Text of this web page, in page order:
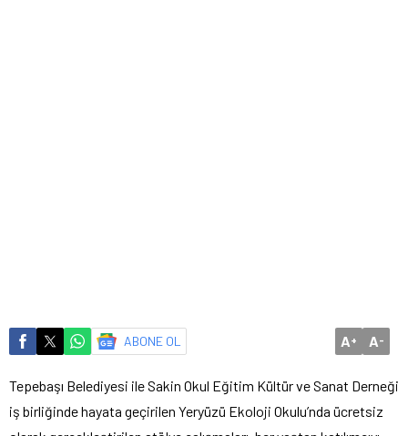
ABONE OL A+ A-
Tepebaşı Belediyesi ile Sakin Okul Eğitim Kültür ve Sanat Derneği
iş birliğinde hayata geçirilen Yeryüzü Ekoloji Okulu’nda ücretsiz